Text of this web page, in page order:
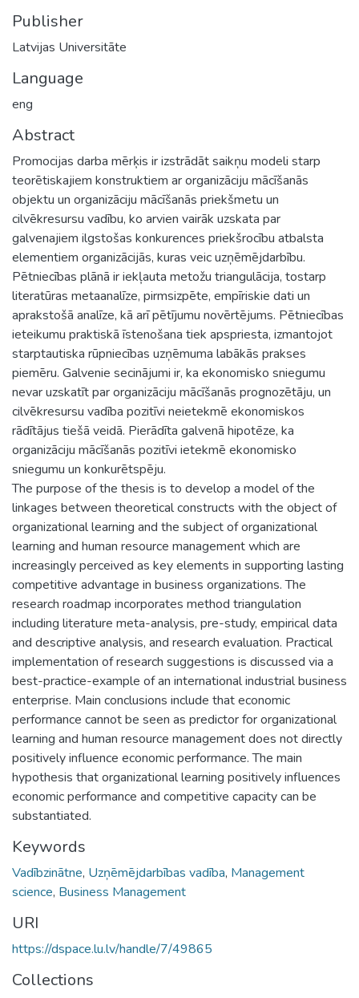
Publisher
Latvijas Universitāte
Language
eng
Abstract
Promocijas darba mērķis ir izstrādāt saikņu modeli starp
teorētiskajiem konstruktiem ar organizāciju mācīšanās
objektu un organizāciju mācīšanās priekšmetu un
cilvēkresursu vadību, ko arvien vairāk uzskata par
galvenajiem ilgstošas konkurences priekšrocību atbalsta
elementiem organizācijās, kuras veic uzņēmējdarbību.
Pētniecības plānā ir iekļauta metožu triangulācija, tostarp
literatūras metaanalīze, pirmsizpēte, empīriskie dati un
aprakstošā analīze, kā arī pētījumu novērtējums. Pētniecības
ieteikumu praktiskā īstenošana tiek apspriesta, izmantojot
starptautiska rūpniecības uzņēmuma labākās prakses
piemēru. Galvenie secinājumi ir, ka ekonomisko sniegumu
nevar uzskatīt par organizāciju mācīšanās prognozētāju, un
cilvēkresursu vadība pozitīvi neietekmē ekonomiskos
rādītājus tiešā veidā. Pierādīta galvenā hipotēze, ka
organizāciju mācīšanās pozitīvi ietekmē ekonomisko
sniegumu un konkurētspēju.
The purpose of the thesis is to develop a model of the
linkages between theoretical constructs with the object of
organizational learning and the subject of organizational
learning and human resource management which are
increasingly perceived as key elements in supporting lasting
competitive advantage in business organizations. The
research roadmap incorporates method triangulation
including literature meta-analysis, pre-study, empirical data
and descriptive analysis, and research evaluation. Practical
implementation of research suggestions is discussed via a
best-practice-example of an international industrial business
enterprise. Main conclusions include that economic
performance cannot be seen as predictor for organizational
learning and human resource management does not directly
positively influence economic performance. The main
hypothesis that organizational learning positively influences
economic performance and competitive capacity can be
substantiated.
Keywords
Vadībzinātne, Uzņēmējdarbības vadība, Management
science, Business Management
URI
https://dspace.lu.lv/handle/7/49865
Collections